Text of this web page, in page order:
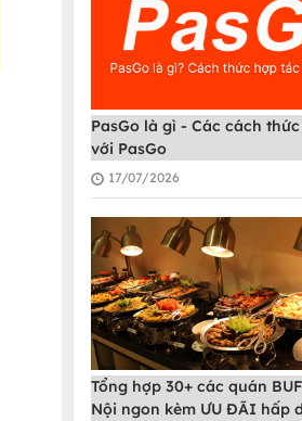
PasGo là gì - Các cách
với PasGo
17/07/2026
Tổng hợp 30+ các quán
Nội ngon kèm ƯU ĐÃI hấp